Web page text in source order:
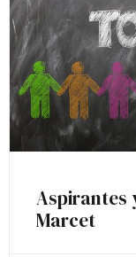
Aspirantes
Marcet